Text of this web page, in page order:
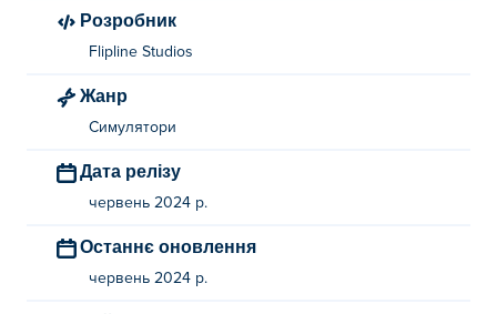
Розробник
Flipline Studios
Жанр
Симулятори
Дата релізу
червень 2024 р.
Останнє оновлення
червень 2024 р.